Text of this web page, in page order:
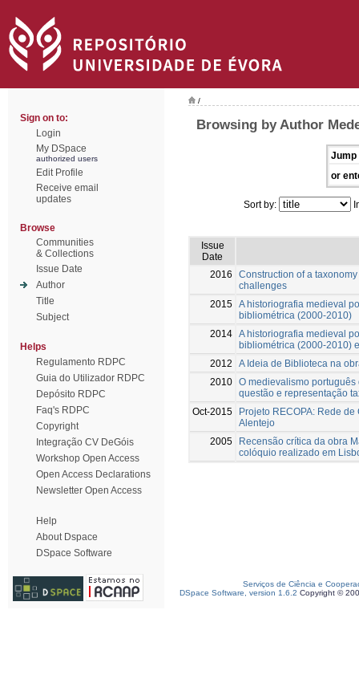
Sign on to:
Login
My DSpace
authorized users
Edit Profile
Receive email
updates
Browse
Communities
& Collections
Issue Date
Author
Title
Subject
Helps
Regulamento RDPC
Guia do Utilizador RDPC
Depósito RDPC
Faq's RDPC
Copyright
Integração CV DeGóis
Workshop Open Access
Open Access Declarations
Newsletter Open Access
Help
About Dspace
DSpace Software
/
Browsing by Author
Jump
or
Sort by:
Issue
Date
2016
Construction of a
challenges
2015 A historiografia medieval
bibliométrica (2000-2010)
2014 A historiografia medieval
bibliométrica (2000-2010)
2012
A Ideia de Biblioteca na
2010 O medievalismo
questão e representação
Oct-2015
Projeto RECOPA: Rede
Alentejo
2005
Recensão crítica da obra
colóquio realizado em
Serviços de Ciência e
DSpace Software, version 1.6.2 Copyright ©